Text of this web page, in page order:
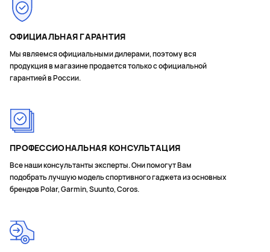
ОФИЦИАЛЬНАЯ ГАРАНТИЯ
Мы являемся официальными дилерами, поэтому вся
продукция в магазине продается только с официальной
гарантией в России.
ПРОФЕССИОНАЛЬНАЯ КОНСУЛЬТАЦИЯ
Все наши консультанты эксперты. Они помогут Вам
подобрать лучшую модель спортивного гаджета из основных
брендов Polar, Garmin, Suunto, Coros.